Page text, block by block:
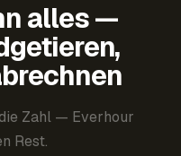
alles —
Zahl — Everhour
Rest.